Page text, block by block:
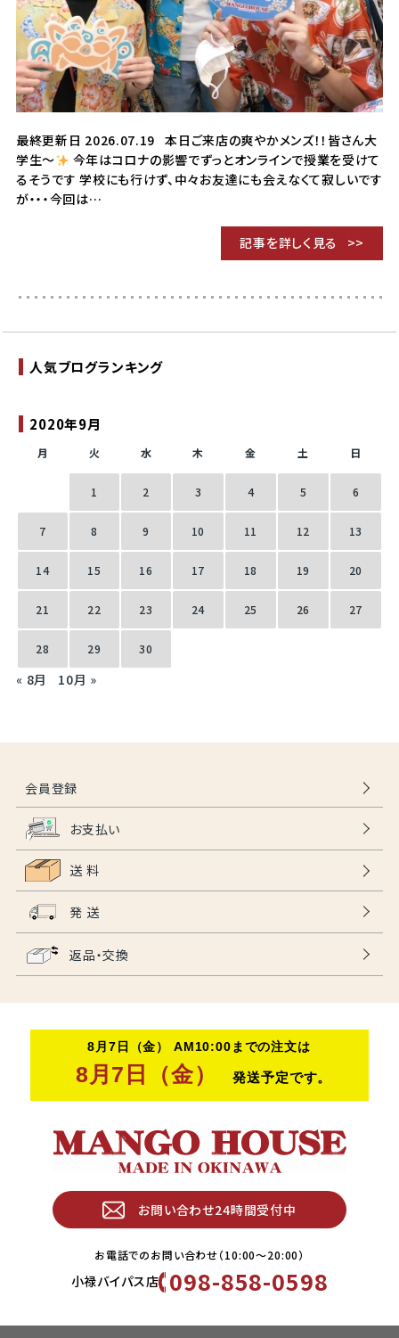
最終更新日 2026.07.19 本日ご来店の爽やかメンズ！！皆さん大
学生～
今年はコロナの影響でずっとオンラインで授業を受けて
るそうです 学校にも行けず、中々お友達にも会えなくて寂しいです
が・・・今回は…
記事を詳しく見る
2020年9月
月 火 水 木 金 土 日
1 2 3 4 5 6
7 8 9 10 11 12 13
14 15 16 17 18 19 20
21 22 23 24 25 26 27
28 29 30
« 8月 10月 »
人気ブログランキング
会員登録
お支払い
送 料
発 送
返品・交換
お問い合わせ24時間受付中
お電話でのお問い合わせ（10:00〜20:00）
小禄バイパス店 098-858-0598